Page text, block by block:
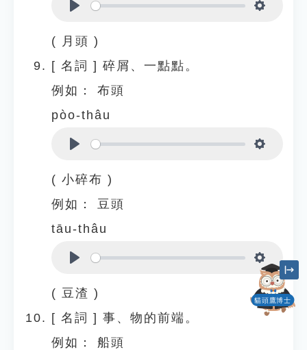
( 月頭 )
[ 名詞 ] 碎屑、一點點。
例如：
布頭
pòo-thâu
( 小碎布 )
例如：
豆頭
tāu-thâu
Settings
( 豆渣 )
[ 名詞 ] 事、物的前端。
例如：
船頭
貓頭鷹博士